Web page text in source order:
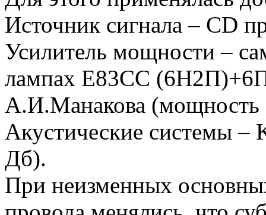
Источник сигнала – CD
Усилитель мощности –
лампах E83CC
А.И.Манакова (мощность
Акустические системы –
Дб).
При неизменных